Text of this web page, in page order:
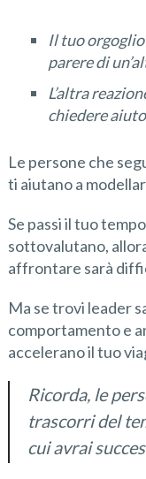
Il tuo
parere di
L’altra
chiedere
Le persone che
ti aiutano a
Se passi il tuo
sottovalutano,
affrontare sarà
Ma se trovi leader
comportamento e
accelerano il tuo
Ricorda, le
trascorri del
cui avrai